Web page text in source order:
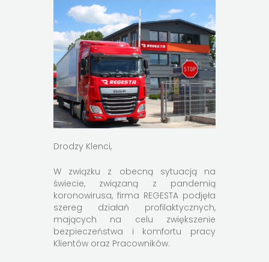
Drodzy Klenci,
W związku z obecną sytuacją na
świecie, związaną z pandemią
koronowirusa, firma REGESTA podjęła
szereg działań profilaktycznych,
mających na celu zwiększenie
bezpieczeństwa i komfortu pracy
Klientów oraz Pracowników.